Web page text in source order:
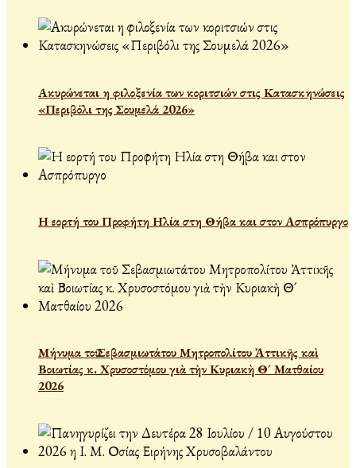
Ακυρώνεται η φιλοξενία των κοριτσιών στις Κατασκηνώσεις
«Περιβόλι της Σουμελά 2026»
Η εορτή του Προφήτη Ηλία στη Θήβα και στον Ασπρόπυργο
Μήνυμα τοῦ Σεβασμιωτάτου Μητροπολίτου Ἀττικῆς καὶ
Βοιωτίας κ. Χρυσοστόμου γιὰ τὴν Κυριακὴ Θ´ Ματθαίου
2026